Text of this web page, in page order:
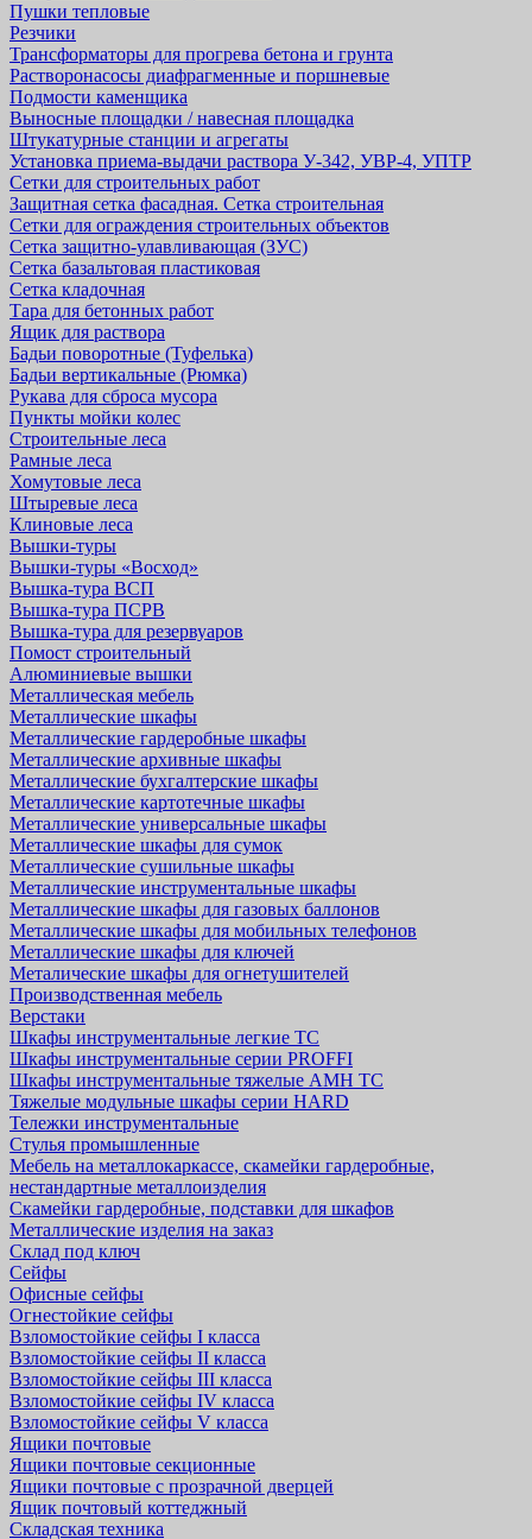
Пушки тепловые
Резчики
Трансформаторы для прогрева бетона и грунта
Растворонасосы диафрагменные и поршневые
Подмости каменщика
Выносные площадки / навесная площадка
Штукатурные станции и агрегаты
Установка приема-выдачи раствора У-342, УВР-4, УПТР
Сетки для строительных работ
Защитная cетка фасадная. Сетка строительная
Сетки для ограждения строительных объектов
Сетка защитно-улавливающая (ЗУС)
Сетка базальтовая пластиковая
Сетка кладочная
Тара для бетонных работ
Ящик для раствора
Бадьи поворотные (Туфелька)
Бадьи вертикальные (Рюмка)
Рукава для сброса мусора
Пункты мойки колес
Строительные леса
Рамные леса
Хомутовые леса
Штыревые леса
Клиновые леса
Вышки-туры
Вышки-туры «Восход»
Вышка-тура ВСП
Вышка-тура ПСРВ
Вышка-тура для резервуаров
Помост строительный
Алюминиевые вышки
Металлическая мебель
Металлические шкафы
Металлические гардеробные шкафы
Металлические архивные шкафы
Металлические бухгалтерские шкафы
Металлические картотечные шкафы
Металлические универсальные шкафы
Металлические шкафы для сумок
Металлические сушильные шкафы
Металлические инструментальные шкафы
Металлические шкафы для газовых баллонов
Металлические шкафы для мобильных телефонов
Металлические шкафы для ключей
Металические шкафы для огнетушителей
Производственная мебель
Верстаки
Шкафы инструментальные легкие ТС
Шкафы инструментальные серии PROFFI
Шкафы инструментальные тяжелые AMH TC
Тяжелые модульные шкафы серии HARD
Тележки инструментальные
Стулья промышленные
Мебель на металлокаркассе, скамейки гардеробные,
нестандартные металлоизделия
Скамейки гардеробные, подставки для шкафов
Металлические изделия на заказ
Склад под ключ
Сейфы
Офисные сейфы
Огнестойкие сейфы
Взломостойкие сейфы I класса
Взломостойкие сейфы II класса
Взломостойкие сейфы III класса
Взломостойкие сейфы IV класса
Взломостойкие сейфы V класса
Ящики почтовые
Ящики почтовые секционные
Ящики почтовые с прозрачной дверцей
Ящик почтовый коттеджный
Складская техника